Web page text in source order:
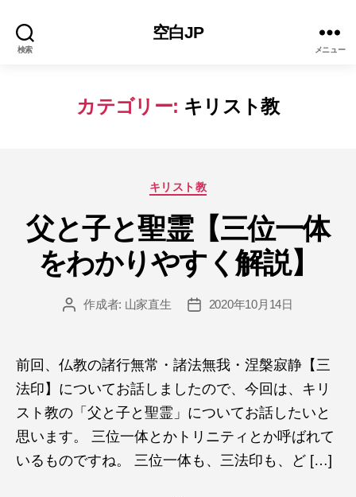
検索
空白JP
メニュー
カテゴリー: キリスト教
カ
ゴ
リ
ー
キリスト教
父と子と聖霊【三位一体
をわかりやすく解説】
投 作成者: 山家直生
投
2020年10月14日
前回、仏教の諸行無常・諸法無我・涅槃寂静【三
法印】についてお話しましたので、今回は、キリ
スト教の「父と子と聖霊」についてお話したいと
思います。 三位一体とかトリニティとか呼ばれて
いるものですね。 三位一体も、三法印も、ど […]